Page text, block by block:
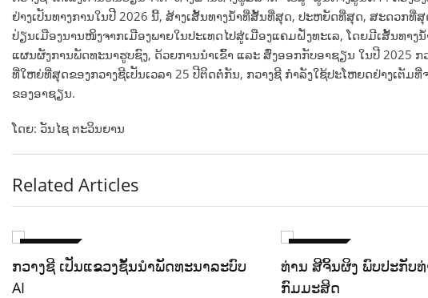
ຢ່າງເປັນທາງການໃນປີ 2026 ນີ້, ສ້າງເສັ້ນທາງນ້ຳທີ່ສັ້ນທີ່ສຸດ, ປະຫຍັດທີ່ສຸດ, ສະດວກ
ປ່ຽນເມືອງນານໜິງຈາກເມືອງພາຍໃນປະເທດໄປສູ່ເມືອງແຄມຝັ່ງທະເລ, ໂດຍມີເສັ້ນທາງ
ແຜນຜັງການພັດທະນາຮູບຊົງ, ດ້ວຍການນຳເຂົ້າ ແລະ ສົ່ງອອກກັບອາຊຽນ ໃນປີ 2025
ທີ່ໃຫຍ່ທີ່ສຸດຂອງກວາງຊີເປັນເວລາ 25 ປີຕິດຕໍ່ກັນ, ກວາງຊີ ກຳລັງໃຊ້ປະໂຫຍດຢ່າງເຕັ
ຂອງອາຊຽນ.
ໂດຍ: ວັນໄຊ ຕະວິນຍານ
Related Articles
ກວາງຊີ ເປັນແຂວງຊັ້ນນໍາພັດທະນາລະບົບ
AI
ທ່ານ ສີຈິ້ນຜິງ ພົບປະກັບ
ກົມມະສິດ